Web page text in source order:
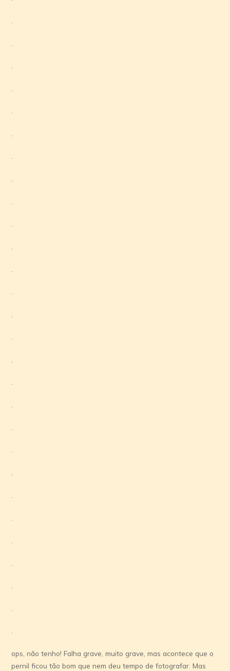
.
.
.
.
.
.
.
.
.
.
.
.
.
.
.
.
.
.
.
.
.
.
.
.
.
.
.
.
ops, não tenho! Falha grave, muito grave, mas acontece que o
pernil ficou tão bom que nem deu tempo de fotografar. Mas